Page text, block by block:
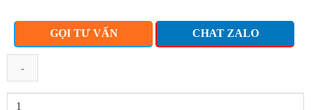
GỌI TƯ VẤN CHAT ZALO
Tủ